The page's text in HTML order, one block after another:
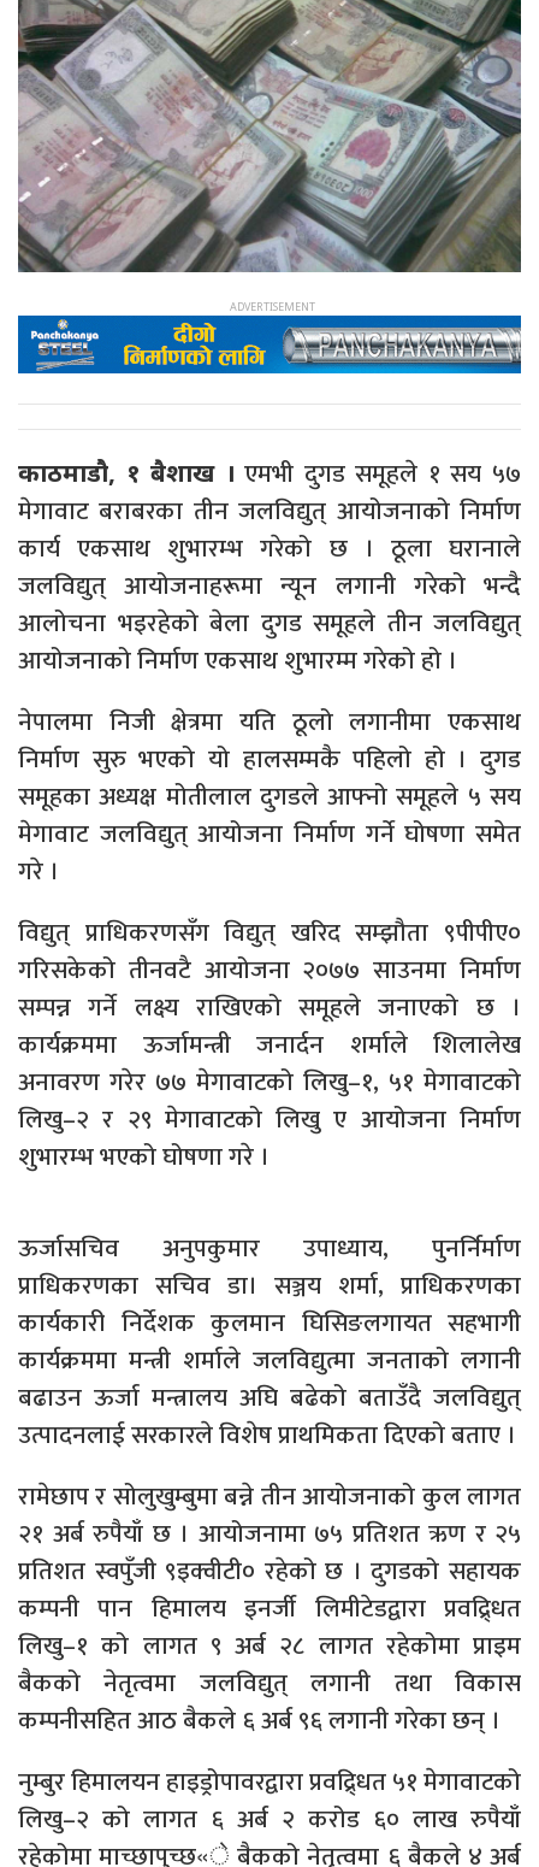
काठमाडौ, १ बैशाख । एमभी दुगड समूहले १ सय ५७
मेगावाट बराबरका तीन जलविद्युत् आयोजनाको निर्माण
कार्य एकसाथ शुभारम्भ गरेको छ । ठूला घरानाले
जलविद्युत् आयोजनाहरूमा न्यून लगानी गरेको भन्दै
आलोचना भइरहेको बेला दुगड समूहले तीन जलविद्युत्
आयोजनाको निर्माण एकसाथ शुभारम्म गरेको हो ।
नेपालमा निजी क्षेत्रमा यति ठूलो लगानीमा एकसाथ
निर्माण सुरु भएको यो हालसम्मकै पहिलो हो । दुगड
समूहका अध्यक्ष मोतीलाल दुगडले आफ्नो समूहले ५ सय
मेगावाट जलविद्युत् आयोजना निर्माण गर्ने घोषणा समेत
गरे ।
विद्युत् प्राधिकरणसँग विद्युत् खरिद सम्झौता ९पीपीए०
गरिसकेको तीनवटै आयोजना २०७७ साउनमा निर्माण
सम्पन्न गर्ने लक्ष्य राखिएको समूहले जनाएको छ ।
कार्यक्रममा ऊर्जामन्त्री जनार्दन शर्माले शिलालेख
अनावरण गरेर ७७ मेगावाटको लिखु–१, ५१ मेगावाटको
लिखु–२ र २९ मेगावाटको लिखु ए आयोजना निर्माण
शुभारम्भ भएको घोषणा गरे ।
ऊर्जासचिव अनुपकुमार उपाध्याय, पुनर्निर्माण
प्राधिकरणका सचिव डा। सञ्जय शर्मा, प्राधिकरणका
कार्यकारी निर्देशक कुलमान घिसिङलगायत सहभागी
कार्यक्रममा मन्त्री शर्माले जलविद्युत्मा जनताको लगानी
बढाउन ऊर्जा मन्त्रालय अघि बढेको बताउँदै जलविद्युत्
उत्पादनलाई सरकारले विशेष प्राथमिकता दिएको बताए ।
रामेछाप र सोलुखुम्बुमा बन्ने तीन आयोजनाको कुल लागत
२१ अर्ब रुपैयाँ छ । आयोजनामा ७५ प्रतिशत ऋण र २५
प्रतिशत स्वपुँजी ९इक्वीटी० रहेको छ । दुगडको सहायक
कम्पनी पान हिमालय इनर्जी लिमीटेडद्वारा प्रवद्र्धित
लिखु–१ को लागत ९ अर्ब २८ लागत रहेकोमा प्राइम
बैकको नेतृत्वमा जलविद्युत् लगानी तथा विकास
कम्पनीसहित आठ बैकले ६ अर्ब ९६ लगानी गरेका छन् ।
नुम्बुर हिमालयन हाइड्रोपावरद्वारा प्रवद्र्धित ५१ मेगावाटको
लिखु–२ को लागत ६ अर्ब २ करोड ६० लाख रुपैयाँ
रहेकोमा माच्छापुच्छ«े बैकको नेतृत्वमा ६ बैकले ४ अर्ब